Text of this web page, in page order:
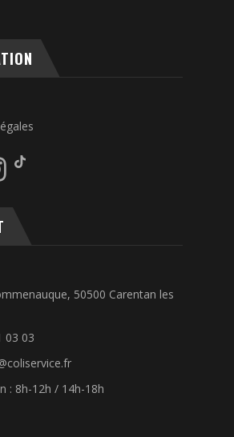
50500 Carentan les
03 03
: 8h-12h / 14h-18h